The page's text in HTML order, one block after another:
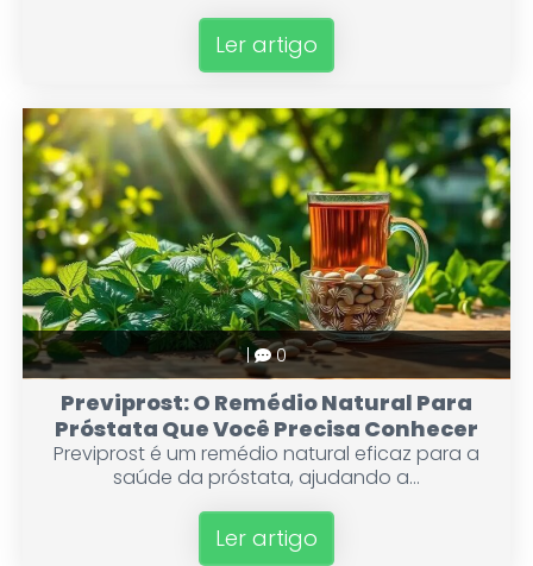
Ler artigo
| 0
Previprost: O Remédio Natural Para
Próstata Que Você Precisa Conhecer
Previprost é um remédio natural eficaz para a
saúde da próstata, ajudando a...
Ler artigo